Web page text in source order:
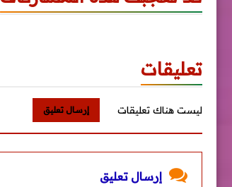
تعليقات
ليست هناك تعليقات إرسال تعليق
إرسال تعليق